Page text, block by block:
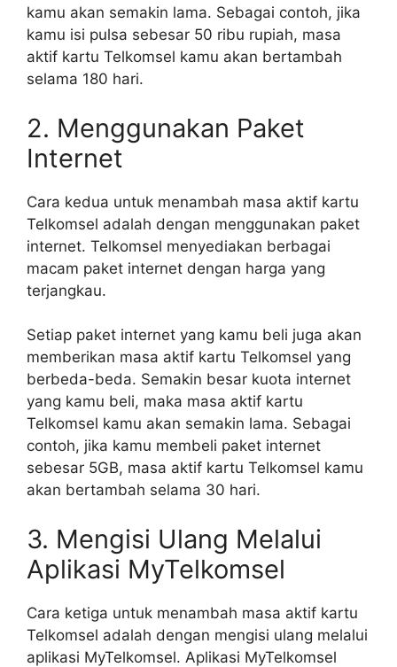
kamu akan semakin lama. Sebagai contoh, jika
kamu isi pulsa sebesar 50 ribu rupiah, masa
aktif kartu Telkomsel kamu akan bertambah
selama 180 hari.
2. Menggunakan Paket
Internet
Cara kedua untuk menambah masa aktif kartu
Telkomsel adalah dengan menggunakan paket
internet. Telkomsel menyediakan berbagai
macam paket internet dengan harga yang
terjangkau.
Setiap paket internet yang kamu beli juga akan
memberikan masa aktif kartu Telkomsel yang
berbeda-beda. Semakin besar kuota internet
yang kamu beli, maka masa aktif kartu
Telkomsel kamu akan semakin lama. Sebagai
contoh, jika kamu membeli paket internet
sebesar 5GB, masa aktif kartu Telkomsel kamu
akan bertambah selama 30 hari.
3. Mengisi Ulang Melalui
Aplikasi MyTelkomsel
Cara ketiga untuk menambah masa aktif kartu
Telkomsel adalah dengan mengisi ulang melalui
aplikasi MyTelkomsel. Aplikasi MyTelkomsel